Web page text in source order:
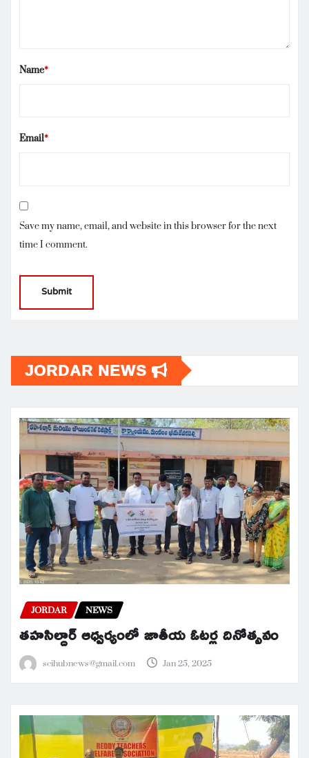
Name*
Email*
Save my name, email, and website in this browser for the next
time I comment.
JORDAR NEWS
JORDAR NEWS
తహసిల్దార్ ఆధ్వర్యంలో జాతీయ ఓటర్ల దినోత్సవం
scihubnews@gmail.com Jan 25, 2025